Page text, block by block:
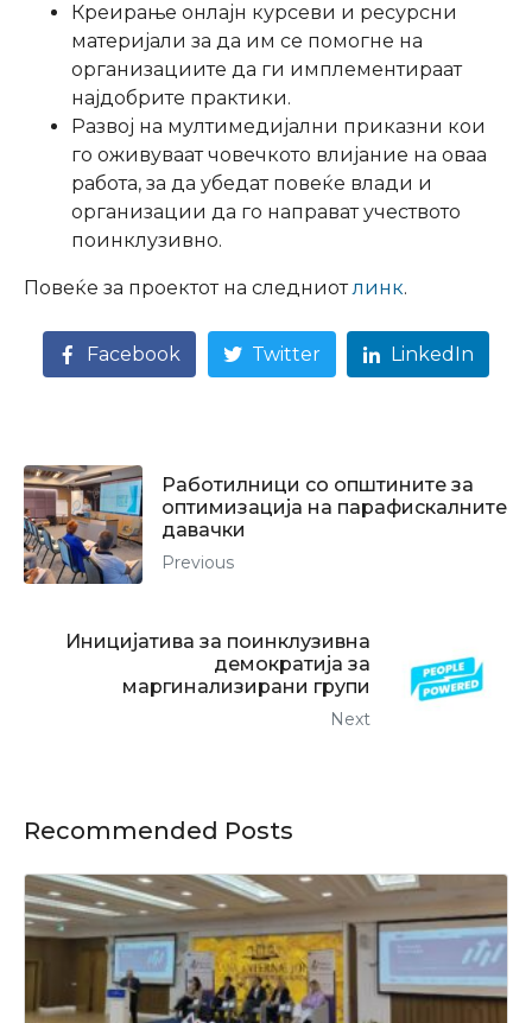
Креирање онлајн курсеви и ресурсни
материјали за да им се помогне на
организациите да ги имплементираат
најдобрите практики.
Развој на мултимедијални приказни кои
го оживуваат човечкото влијание на оваа
работа, за да убедат повеќе влади и
организации да го направат учеството
поинклузивно.
Повеќе за проектот на следниотлинк.
Facebook Twitter LinkedIn
Работилници со општините за
оптимизација на парафискалните
давачки
Previous
Иницијатива за поинклузивна
демократија за
маргинализирани групи
Next
Recommended Posts